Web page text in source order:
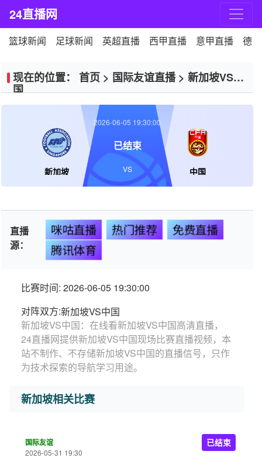
24直播网
篮球新闻 足球新闻 英超直播 西甲直播 意甲直播 德
现在的位置： 首页 > 国际友谊直播> 新加坡VS中
国
新加坡 中国
2026-06-05 19:30:00
已结束
VS
直播
源：
咪咕直播 热门推荐
免费直播
腾讯体育
比赛时间: 2026-06-05 19:30:00
对阵双方:新加坡VS中国
新加坡VS中国：在线看新加坡VS中国高清直播，
24直播网提供新加坡VS中国现场比赛直播视频，本
站不制作、不存储新加坡VS中国的直播信号，只作
为技术探索的导航学习用途。
新加坡相关比赛
国际友谊
2026-05-31 19:30
已结束